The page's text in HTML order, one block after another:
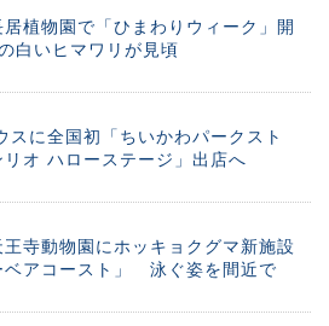
居植物園で「ひまわりウィーク」開
白いヒマワリが見頃
スに全国初「ちいかわパークスト
オ ハローステージ」出店へ
王寺動物園にホッキョクグマ新施設
ベアコースト」 泳ぐ姿を間近で